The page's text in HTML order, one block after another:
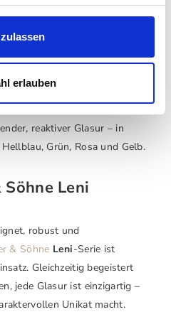
erlauben
in
Kollektion vereint
Handarbeit gefertigt und
reaktiver Glasur – in
Grün, Rosa und Gelb.
Leni
robust und
& Söhne Leni-Serie ist
Gleichzeitig begeistert
jede Glasur ist einzigartig –
Unikat macht.